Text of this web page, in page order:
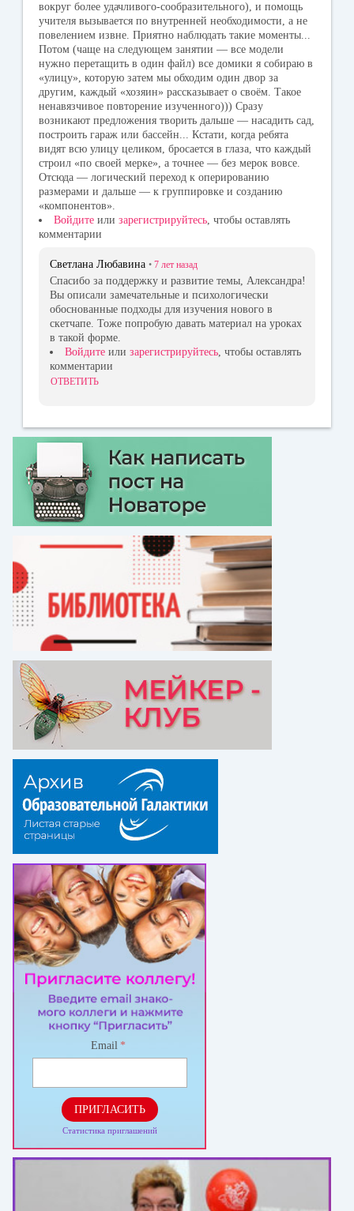
вокруг более удачливого-сообразительного), и помощь
учителя вызывается по внутренней необходимости, а не
повелением извне. Приятно наблюдать такие моменты...
Потом (чаще на следующем занятии — все модели
нужно перетащить в один файл) все домики я собираю в
«улицу», которую затем мы обходим один двор за
другим, каждый «хозяин» рассказывает о своём. Такое
ненавязчивое повторение изученного))) Сразу
возникают предложения творить дальше — насадить сад,
построить гараж или бассейн... Кстати, когда ребята
видят всю улицу целиком, бросается в глаза, что каждый
строил «по своей мерке», а точнее — без мерок вовсе.
Отсюда — логический переход к оперированию
размерами и дальше — к группировке и созданию
«компонентов».
Войдите или зарегистрируйтесь, чтобы оставлять
комментарии
Светлана Любавина • 7 лет назад
Спасибо за поддержку и развитие темы, Александра!
Вы описали замечательные и психологически
обоснованные подходы для изучения нового в
скетчапе. Тоже попробую давать материал на уроках
в такой форме.
Войдите или зарегистрируйтесь , чтобы оставлять
комментарии
ОТВЕТИТЬ
Email *
ПРИГЛАСИТЬ
Статистика приглашений